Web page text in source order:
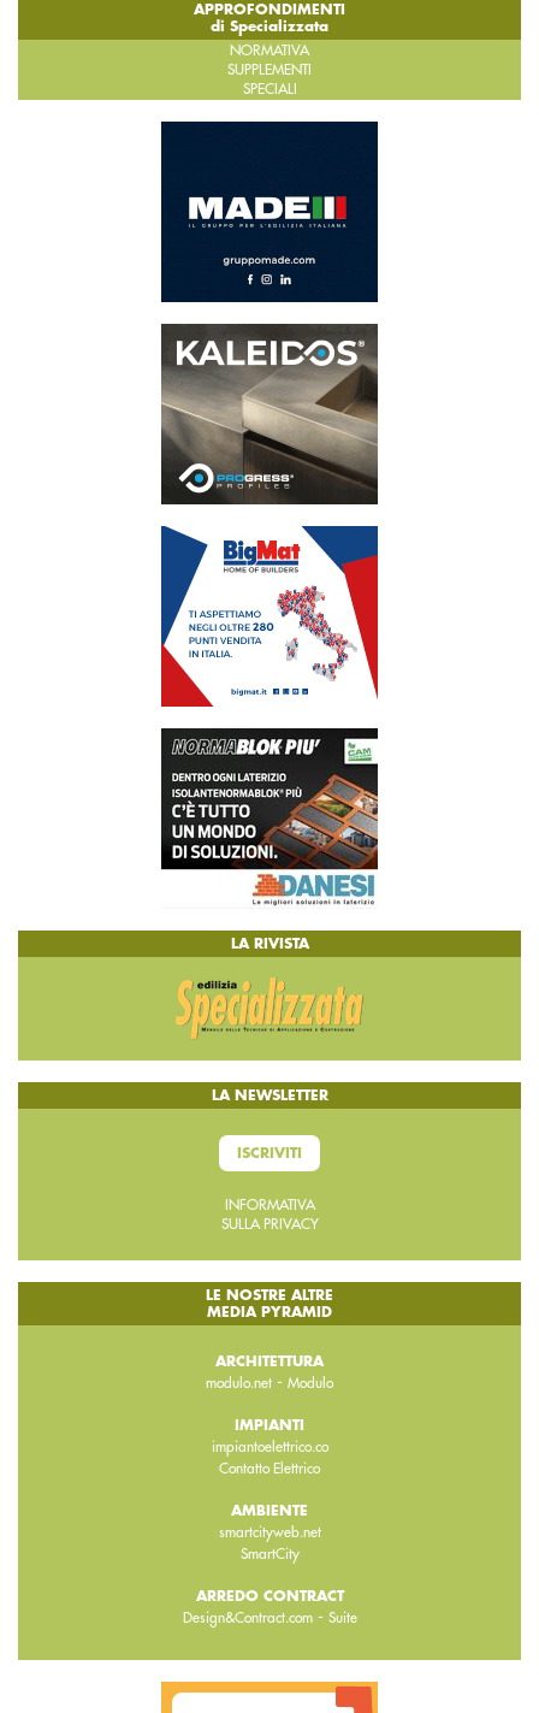
APPROFONDIMENTI
di Specializzata
NORMATIVA
SUPPLEMENTI
SPECIALI
LA RIVISTA
LA NEWSLETTER
ISCRIVITI
INFORMATIVA
SULLA PRIVACY
LE NOSTRE ALTRE
MEDIA PYRAMID
ARCHITETTURA
modulo.net - Modulo
IMPIANTI
impiantoelettrico.co
Contatto Elettrico
AMBIENTE
smartcityweb.net
SmartCity
ARREDO CONTRACT
Design&Contract.com- Suite